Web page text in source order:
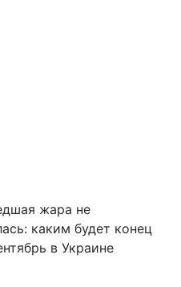
жара не
каким будет конец
в Украине